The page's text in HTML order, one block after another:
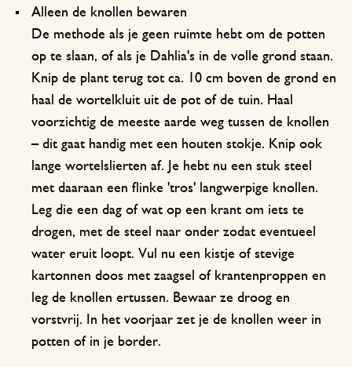
Alleen de knollen bewaren
De methode als je geen ruimte hebt om de potten
op te slaan, of als je Dahlia's in de volle grond staan.
Knip de plant terug tot ca. 10 cm boven de grond en
haal de wortelkluit uit de pot of de tuin. Haal
voorzichtig de meeste aarde weg tussen de knollen
– dit gaat handig met een houten stokje. Knip ook
lange wortelslierten af. Je hebt nu een stuk steel
met daaraan een flinke 'tros' langwerpige knollen.
Leg die een dag of wat op een krant om iets te
drogen, met de steel naar onder zodat eventueel
water eruit loopt. Vul nu een kistje of stevige
kartonnen doos met zaagsel of krantenproppen en
leg de knollen ertussen. Bewaar ze droog en
vorstvrij. In het voorjaar zet je de knollen weer in
potten of in je border.